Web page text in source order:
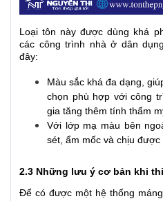
Loại tôn này được dùng khá
các công trình nhà ở dân
đây:
Màu sắc khá đa dạng,
chọn phù hợp với công
gia tăng thêm tính thẩm
Với lớp mạ màu bên
sét, ẩm mốc và chịu được
2.3 Những lưu ý cơ bản khi
Để có được một hệ thống